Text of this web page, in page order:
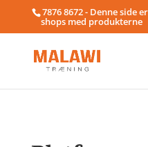
7876 8672 - Denne side
shops med produkterne